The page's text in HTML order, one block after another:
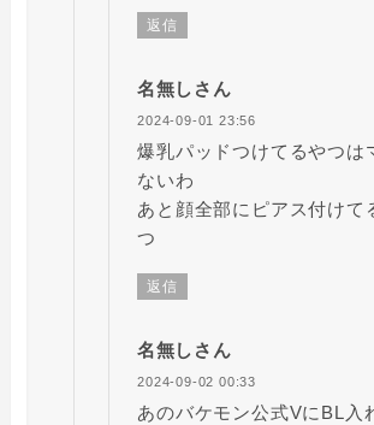
返信
名無しさん
2024-09-01 23:56
爆乳パッドつけてるやつは
ないわ
あと顔全部にピアス付けて
つ
返信
名無しさん
2024-09-02 00:33
あのバケモン公式VにBL入